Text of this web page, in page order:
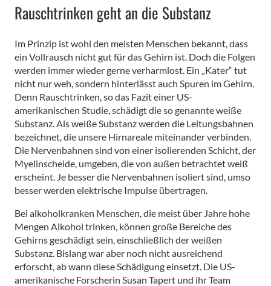
Rauschtrinken geht an die Substanz
Im Prinzip ist wohl den meisten Menschen bekannt, dass
ein Vollrausch nicht gut für das Gehirn ist. Doch die Folgen
werden immer wieder gerne verharmlost. Ein „Kater“ tut
nicht nur weh, sondern hinterlässt auch Spuren im Gehirn.
Denn Rauschtrinken, so das Fazit einer US-
amerikanischen Studie, schädigt die so genannte weiße
Substanz. Als weiße Substanz werden die Leitungsbahnen
bezeichnet, die unsere Hirnareale miteinander verbinden.
Die Nervenbahnen sind von einer isolierenden Schicht, der
Myelinscheide, umgeben, die von außen betrachtet weiß
erscheint. Je besser die Nervenbahnen isoliert sind, umso
besser werden elektrische Impulse übertragen.
Bei alkoholkranken Menschen, die meist über Jahre hohe
Mengen Alkohol trinken, können große Bereiche des
Gehirns geschädigt sein, einschließlich der weißen
Substanz. Bislang war aber noch nicht ausreichend
erforscht, ab wann diese Schädigung einsetzt. Die US-
amerikanische Forscherin Susan Tapert und ihr Team